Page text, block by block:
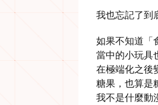
我也忘記了到
如果不知道「
當中的小玩具
在極端化之後
糖果，也算是
我不是什麼動